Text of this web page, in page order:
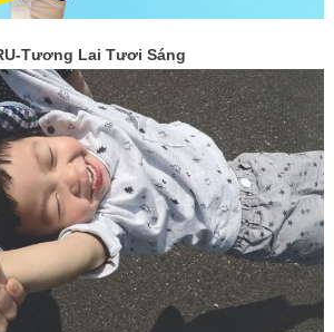
Tương Lai Tươi Sáng